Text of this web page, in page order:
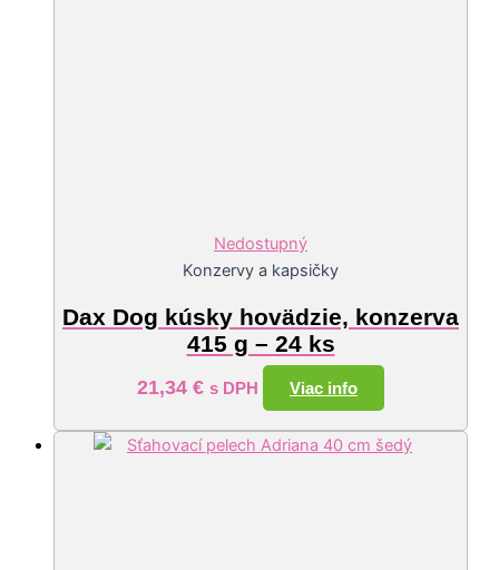
Nedostupný
Konzervy a kapsičky
Dax Dog kúsky hovädzie, konzerva
415 g – 24 ks
21,34 € s DPH Viac info